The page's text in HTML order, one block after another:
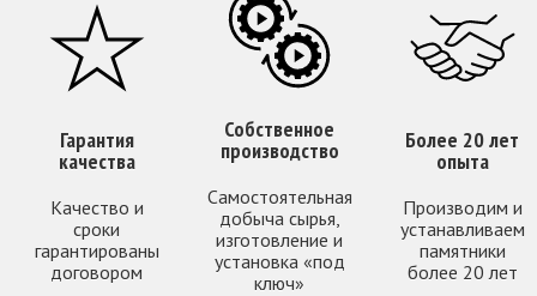
Гарантия
качества
Качество и
сроки
гарантированы
договором
Собственное
производство
Самостоятельная
добыча сырья,
изготовление и
установка «под
ключ»
Более 20 лет
опыта
Производим и
устанавливаем
памятники
более 20 лет